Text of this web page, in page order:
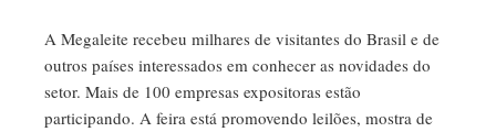
A Megaleite recebeu milhares de visitantes do Brasil e de
outros países interessados em conhecer as novidades do
setor. Mais de 100 empresas expositoras estão
participando. A feira está promovendo leilões, mostra de